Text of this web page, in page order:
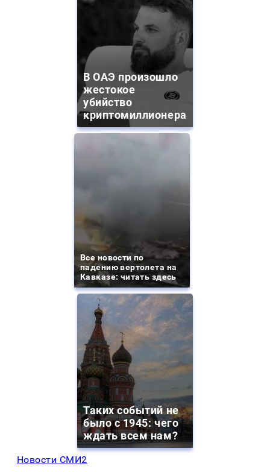
В ОАЭ произошло
жестокое
убийство
криптомиллионера
Все новости по
падению вертолета на
Кавказе: читать здесь
Таких событий не
было с 1945: чего
ждать всем нам?
Новости СМИ2